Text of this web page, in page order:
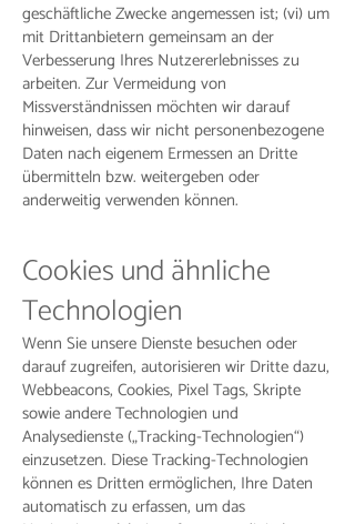
geschäftliche Zwecke angemessen ist; (vi) um
mit Drittanbietern gemeinsam an der
Verbesserung Ihres Nutzererlebnisses zu
arbeiten. Zur Vermeidung von
Missverständnissen möchten wir darauf
hinweisen, dass wir nicht personenbezogene
Daten nach eigenem Ermessen an Dritte
übermitteln bzw. weitergeben oder
anderweitig verwenden können.
Cookies und ähnliche
Technologien
Wenn Sie unsere Dienste besuchen oder
darauf zugreifen, autorisieren wir Dritte dazu,
Webbeacons, Cookies, Pixel Tags, Skripte
sowie andere Technologien und
Analysedienste („Tracking-Technologien“)
einzusetzen. Diese Tracking-Technologien
können es Dritten ermöglichen, Ihre Daten
automatisch zu erfassen, um das